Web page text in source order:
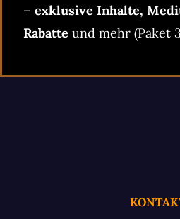
– exklusive Inhalte,
Rabatte und mehr (Paket